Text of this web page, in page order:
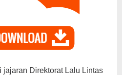
jajaran Direktorat Lalu Lintas